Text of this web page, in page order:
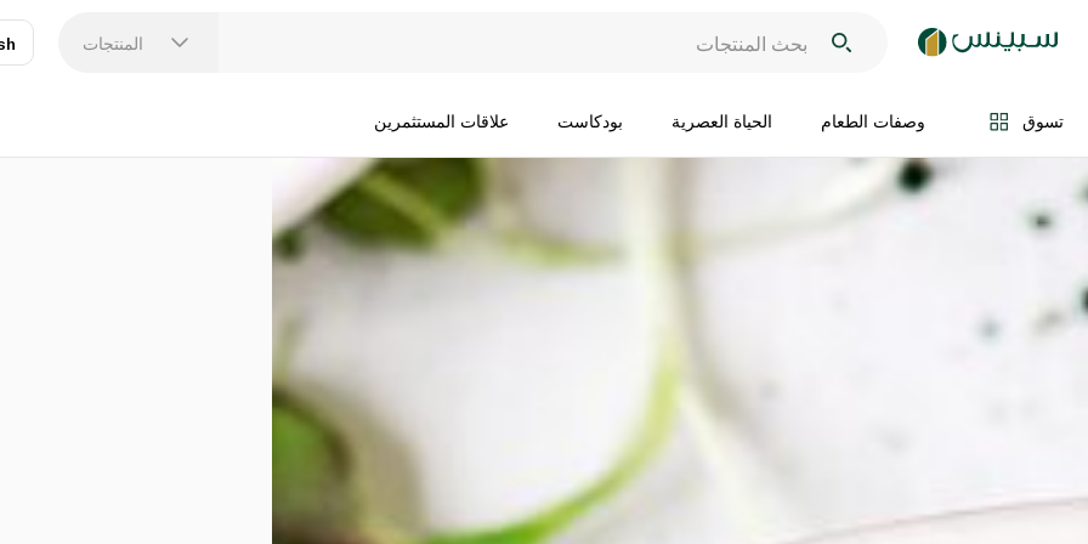
المنتجات
تسوق وصفات الطعام الحياة العصرية بودكاست علاقات المستثمرين